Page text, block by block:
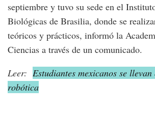
septiembre y tuvo su sede en el
Biológicas de Brasilia, donde se
teóricos y prácticos, informó la
Ciencias a través de un comunicado.
Leer: Estudiantes mexicanos se
robótica